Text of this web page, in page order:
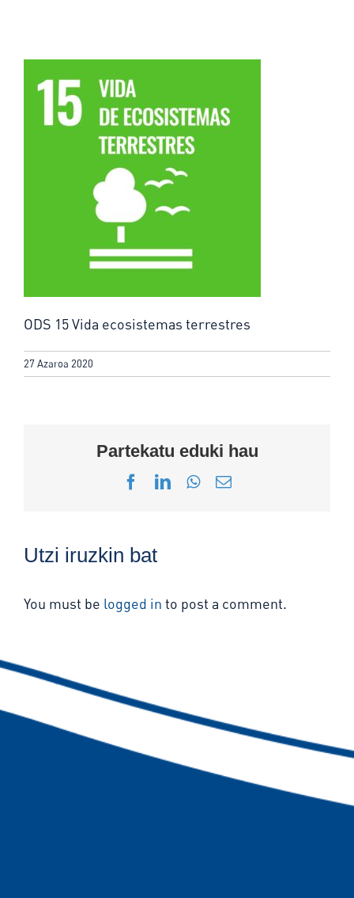
ODS 15 Vida ecosistemas terrestres
27 Azaroa 2020
Partekatu eduki hau
Facebook
LinkedInWhatsApp
Email
Utzi iruzkin bat
You must be logged in to post a comment.